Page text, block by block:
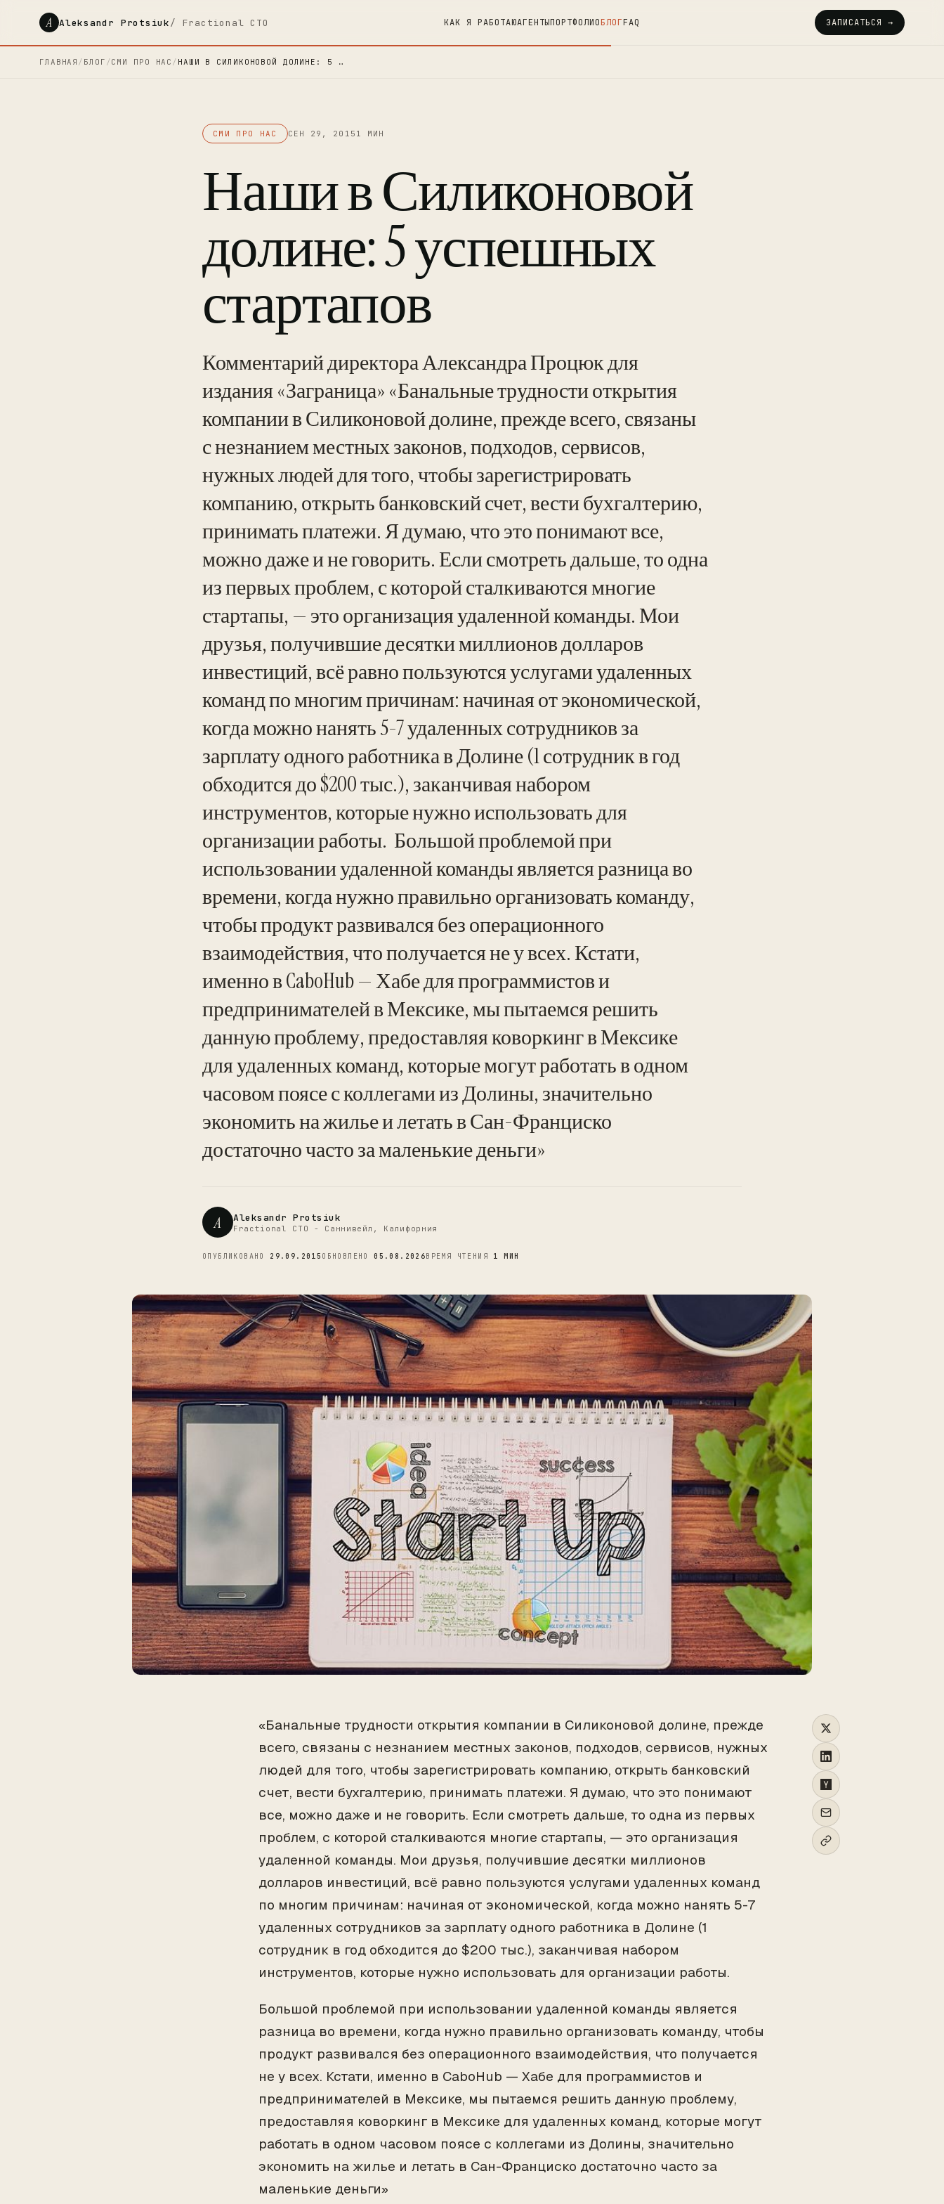
A Aleksandr Protsiuk/ Fractional CTO КАК Я РАБОТАЮАГЕНТЫПОРТФОЛИОБЛОГFAQ ЗАПИСАТЬСЯ →
ГЛАВНАЯ / БЛОГ /СМИ ПРО НАС / НАШИ В СИЛИКОНОВОЙ ДОЛИНЕ: 5 …
СМИ ПРО НАС СЕН 29, 2015 1 МИН
Наши в Силиконовой
долине: 5 успешных
стартапов
Комментарий директора Александра Процюк для
издания «Заграница» «Банальные трудности открытия
компании в Силиконовой долине, прежде всего, связаны
с незнанием местных законов, подходов, сервисов,
нужных людей для того, чтобы зарегистрировать
компанию, открыть банковский счет, вести бухгалтерию,
принимать платежи. Я думаю, что это понимают все,
можно даже и не говорить. Если смотреть дальше, то одна
из первых проблем, с которой сталкиваются многие
стартапы, — это организация удаленной команды. Мои
друзья, получившие десятки миллионов долларов
инвестиций, всё равно пользуются услугами удаленных
команд по многим причинам: начиная от экономической,
когда можно нанять 5-7 удаленных сотрудников за
зарплату одного работника в Долине (1 сотрудник в год
обходится до $200 тыс.), заканчивая набором
инструментов, которые нужно использовать для
организации работы. Большой проблемой при
использовании удаленной команды является разница во
времени, когда нужно правильно организовать команду,
чтобы продукт развивался без операционного
взаимодействия, что получается не у всех. Кстати,
именно в CaboHub — Хабе для программистов и
предпринимателей в Мексике, мы пытаемся решить
данную проблему, предоставляя коворкинг в Мексике
для удаленных команд, которые могут работать в одном
часовом поясе с коллегами из Долины, значительно
экономить на жилье и летать в Сан-Франциско
достаточно часто за маленькие деньги»
A Aleksandr Protsiuk
Fractional CTO - Саннивейл, Калифорния
ОПУБЛИКОВАНО 29.09.2015 ОБНОВЛЕНО05.08.2026ВРЕМЯ ЧТЕНИЯ 1 МИН
«Банальные трудности открытия компании в Силиконовой долине, прежде
всего, связаны с незнанием местных законов, подходов, сервисов, нужных
людей для того, чтобы зарегистрировать компанию, открыть банковский
счет, вести бухгалтерию, принимать платежи. Я думаю, что это понимают
все, можно даже и не говорить. Если смотреть дальше, то одна из первых
проблем, с которой сталкиваются многие стартапы, — это организация
удаленной команды. Мои друзья, получившие десятки миллионов
долларов инвестиций, всё равно пользуются услугами удаленных команд
по многим причинам: начиная от экономической, когда можно нанять 5-7
удаленных сотрудников за зарплату одного работника в Долине (1
сотрудник в год обходится до $200 тыс.), заканчивая набором
инструментов, которые нужно использовать для организации работы.
Большой проблемой при использовании удаленной команды является
разница во времени, когда нужно правильно организовать команду, чтобы
продукт развивался без операционного взаимодействия, что получается
не у всех. Кстати, именно в CaboHub — Хабе для программистов и
предпринимателей в Мексике, мы пытаемся решить данную проблему,
предоставляя коворкинг в Мексике для удаленных команд, которые могут
работать в одном часовом поясе с коллегами из Долины, значительно
экономить на жилье и летать в Сан-Франциско достаточно часто за
маленькие деньги»